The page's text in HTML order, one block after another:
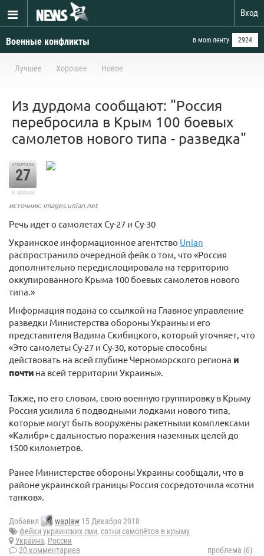
Вход
Военные конфликты в мою ленту 2924
Лучшее Хорошее Новое
Из дурдома сообщают: "Россия
перебросила в Крым 100 боевых
самолетов нового типа - разведка"
отметили
27
в архиве
источник: images.unian.net
Речь идет о самолетах Су-27 и Су-30
Украинское информационное агентство Unian
распространило очередной фейк о том, что «Россия
дополнительно передислоцировала на территорию
оккупированного Крыма 100 боевых самолетов нового
типа.»
Информация подана со ссылкой на Главное управление
разведки Министерства обороны Украины и его
представителя Вадима Скибицкого, который уточняет, что
«Это самолеты Су-27 и Су-30, которые способны
действовать на всей глубине Черноморского региона и
почти на всей территории Украины».
Также, по его словам, свою военную группировку в Крыму
Россия усилила 6 подводными лодками нового типа,
которые могут быть вооружены ракетными комплексами
«Калибр» с дальностью поражения наземных целей до
1500 километров.
Ранее Министерстве обороны Украины сообщали, что в
районе украинской границы Россия сосредоточила «сотни
танков».
Добавил waplaw 15 Декабря 2018
фейки украинских сми, сотни самолётов в крыму
Украина, Россия
20 комментариев
проблема (6)